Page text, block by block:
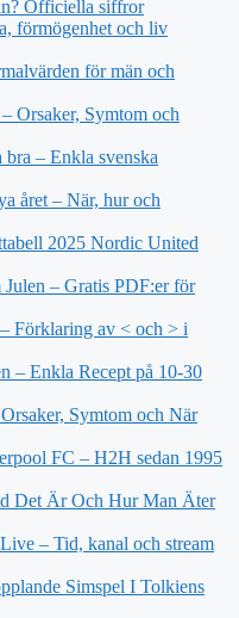
Officiella siffror
förmögenhet och liv
för män och
Orsaker, Symtom och
– Enkla svenska
året – När, hur och
2025 Nordic United
– Gratis PDF:er för
Förklaring av < och > i
– Enkla Recept på 10-30
Symtom och När
FC – H2H sedan 1995
Det Är Och Hur Man Äter
– Tid, kanal och stream
Simspel I Tolkiens